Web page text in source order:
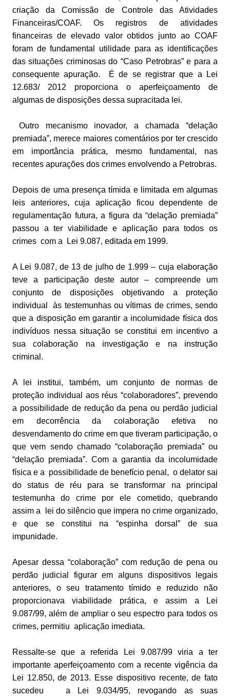
criação da Comissão de Controle das Atividades
Financeiras/COAF. Os registros de atividades
financeiras de elevado valor obtidos junto ao COAF
foram de fundamental utilidade para as identificações
das situações criminosas do “Caso Petrobras” e para a
consequente apuração. É de se registrar que a Lei
12.683/ 2012 proporciona o aperfeiçoamento de
algumas de disposições dessa supracitada lei.
Outro mecanismo inovador, a chamada “delação
premiada”, merece maiores comentários por ter crescido
em importância prática, mesmo fundamental, nas
recentes apurações dos crimes envolvendo a Petrobras.
Depois de uma presença tímida e limitada em algumas
leis anteriores, cuja aplicação ficou dependente de
regulamentação futura, a figura da “delação premiada”
passou a ter viabilidade e aplicação para todos os
crimes com a Lei 9.087, editada em 1999.
A Lei 9.087, de 13 de julho de 1.999 – cuja elaboração
teve a participação deste autor – compreende um
conjunto de disposições objetivando a proteção
individual às testemunhas ou vítimas de crimes, sendo
que a disposição em garantir a incolumidade física dos
indivíduos nessa situação se constitui em incentivo a
sua colaboração na investigação e na instrução
criminal.
A lei institui, também, um conjunto de normas de
proteção individual aos réus “colaboradores”, prevendo
a possibilidade de redução da pena ou perdão judicial
em decorrência da colaboração efetiva no
desvendamento do crime em que tiveram participação, o
que vem sendo chamado “colaboração premiada” ou
“delação premiada”. Com a garantia da incolumidade
física e a possibilidade de benefício penal, o delator sai
do status de réu para se transformar na principal
testemunha do crime por ele cometido, quebrando
assim a lei do silêncio que impera no crime organizado,
e que se constitui na “espinha dorsal” de sua
impunidade.
Apesar dessa “colaboração” com redução de pena ou
perdão judicial figurar em alguns dispositivos legais
anteriores, o seu tratamento tímido e reduzido não
proporcionava viabilidade prática, e assim a Lei
9.087/99, além de ampliar o seu espectro para todos os
crimes, permitiu aplicação imediata.
Ressalte-se que a referida Lei 9.087/99 viria a ter
importante aperfeiçoamento com a recente vigência da
Lei 12.850, de 2013. Esse dispositivo recente, de fato
sucedeu a Lei 9.034/95, revogando as suas